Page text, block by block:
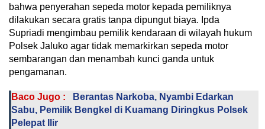
bahwa penyerahan sepeda motor kepada pemiliknya
dilakukan secara gratis tanpa dipungut biaya. Ipda
Supriadi mengimbau pemilik kendaraan di wilayah hukum
Polsek Jaluko agar tidak memarkirkan sepeda motor
sembarangan dan menambah kunci ganda untuk
pengamanan.
Baco Jugo :
Berantas Narkoba, Nyambi Edarkan
Sabu, Pemilik Bengkel di Kuamang Diringkus Polsek
Pelepat Ilir